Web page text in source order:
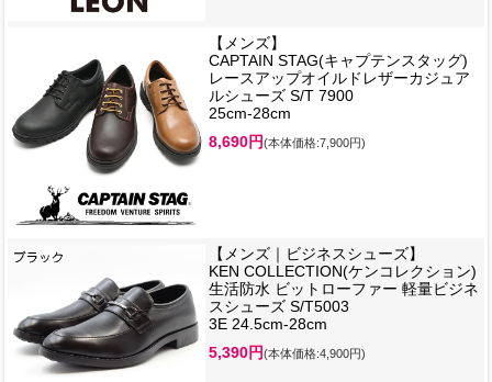
【メンズ】
CAPTAIN STAG(キャプテンスタッグ)
レースアップオイルドレザーカジュア
ルシューズ S/T 7900
25cm-28cm
8,690円(本体価格:7,900円)
【メンズ｜ビジネスシューズ】
KEN COLLECTION(ケンコレクション)
生活防水 ビットローファー 軽量ビジネ
スシューズ S/T5003
3E 24.5cm-28cm
5,390円(本体価格:4,900円)